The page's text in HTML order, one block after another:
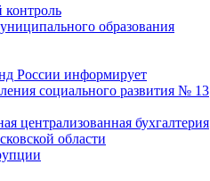
образования
России информирует
социального развития № 13
централизованная бухгалтерия
области